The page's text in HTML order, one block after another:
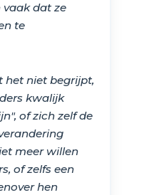
dat ze
te
het niet begrijpt,
kwalijk
of zich zelf de
meer willen
of zelfs een
hen